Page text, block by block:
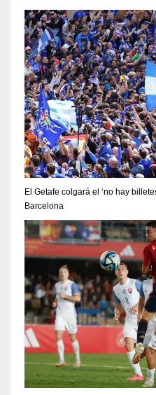
El Getafe colgará el ‘no hay
Barcelona